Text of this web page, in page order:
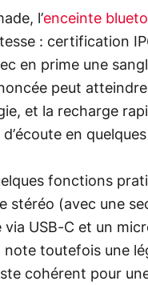
l’enceinte
: certification
en prime une
peut
et la recharge
en
fonctions
stéréo (avec une
via USB-C et un
note toutefois une
cohérent pour